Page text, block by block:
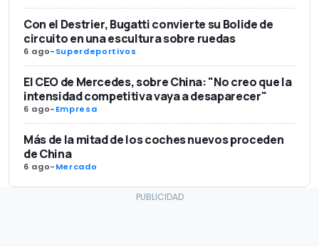
Con el Destrier, Bugatti convierte su Bolide de
circuito en una escultura sobre ruedas
6 ago-Superdeportivos
El CEO de Mercedes, sobre China: "No creo que la
intensidad competitiva vaya a desaparecer"
6 ago-Empresa
Más de la mitad de los coches nuevos proceden
de China
6 ago-Mercado